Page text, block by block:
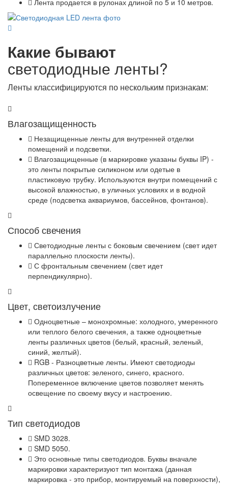
Лента продается в рулонах длиной по 5 и 10 метров.
Какие бывают
светодиодные ленты?
Ленты классифицируются по нескольким признакам:
Влагозащищенность
Незащищенные ленты для внутренней отделки
помещений и подсветки.
Влагозащищенные (в маркировке указаны буквы IP) -
это ленты покрытые силиконом или одетые в
пластиковую трубку. Используются внутри помещений с
высокой влажностью, в уличных условиях и в водной
среде (подсветка аквариумов, бассейнов, фонтанов).
Способ свечения
Светодиодные ленты с боковым свечением (свет идет
параллельно плоскости ленты).
С фронтальным свечением (свет идет
перпендикулярно).
Цвет, светоизлучение
Одноцветные – монохромные: холодного, умеренного
или теплого белого свечения, а также одноцветные
ленты различных цветов (белый, красный, зеленый,
синий, желтый).
RGB - Разноцветные ленты. Имеют светодиоды
различных цветов: зеленого, синего, красного.
Попеременное включение цветов позволяет менять
освещение по своему вкусу и настроению.
Тип светодиодов
SMD 3028.
SMD 5050.
Это основные типы светодиодов. Буквы вначале
маркировки характеризуют тип монтажа (данная
маркировка - это прибор, монтируемый на поверхности),